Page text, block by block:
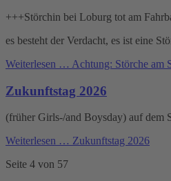
+++Störchin bei Loburg tot am
es besteht der Verdacht, es ist eine
Weiterlesen … Achtung: Störche am
Zukunftstag 2026
(früher Girls-/and Boysday) auf dem
Weiterlesen … Zukunftstag 2026
Seite 4 von 57